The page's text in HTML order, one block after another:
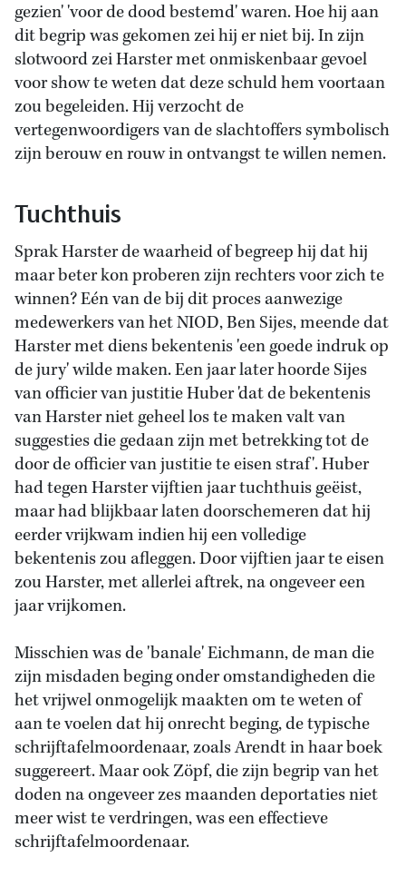
gezien' 'voor de dood bestemd' waren. Hoe hij aan
dit begrip was gekomen zei hij er niet bij. In zijn
slotwoord zei Harster met onmiskenbaar gevoel
voor show te weten dat deze schuld hem voortaan
zou begeleiden. Hij verzocht de
vertegenwoordigers van de slachtoffers symbolisch
zijn berouw en rouw in ontvangst te willen nemen.
Tuchthuis
Sprak Harster de waarheid of begreep hij dat hij
maar beter kon proberen zijn rechters voor zich te
winnen? Eén van de bij dit proces aanwezige
medewerkers van het NIOD, Ben Sijes, meende dat
Harster met diens bekentenis 'een goede indruk op
de jury' wilde maken. Een jaar later hoorde Sijes
van officier van justitie Huber 'dat de bekentenis
van Harster niet geheel los te maken valt van
suggesties die gedaan zijn met betrekking tot de
door de officier van justitie te eisen straf'. Huber
had tegen Harster vijftien jaar tuchthuis geëist,
maar had blijkbaar laten doorschemeren dat hij
eerder vrijkwam indien hij een volledige
bekentenis zou afleggen. Door vijftien jaar te eisen
zou Harster, met allerlei aftrek, na ongeveer een
jaar vrijkomen.
Misschien was de 'banale' Eichmann, de man die
zijn misdaden beging onder omstandigheden die
het vrijwel onmogelijk maakten om te weten of
aan te voelen dat hij onrecht beging, de typische
schrijftafelmoordenaar, zoals Arendt in haar boek
suggereert. Maar ook Zöpf, die zijn begrip van het
doden na ongeveer zes maanden deportaties niet
meer wist te verdringen, was een effectieve
schrijftafelmoordenaar.